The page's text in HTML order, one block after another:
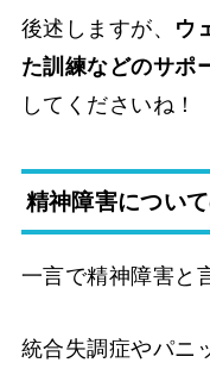
後述しますが、 ウ
た訓練などのサポ
してくださいね！
精神障害につい
一言で精神障害と
統合失調症やパニ